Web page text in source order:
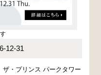
12-31
ザ・プリンス パークタワー